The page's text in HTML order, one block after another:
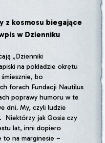
z kosmosu biegające
w Dzienniku
„Dzienniki
na pokładzie okrętu
bo
forach Fundacji Nautilus
poprawy humoru w te
dni. My, czyli ludzie
Niektórzy jak Gosia czy
lat, inni dopiero
to na marginesie –